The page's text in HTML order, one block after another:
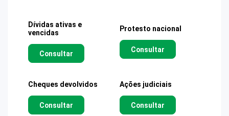
Dívidas ativas e
vencidas
Consultar
Protesto nacional
Consultar
Cheques devolvidos
Consultar
Ações judiciais
Consultar